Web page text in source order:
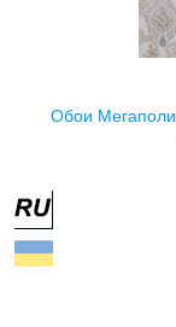
Обои